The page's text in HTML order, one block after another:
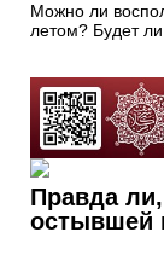
Можно ли
летом? Будет
Правда
остывшей